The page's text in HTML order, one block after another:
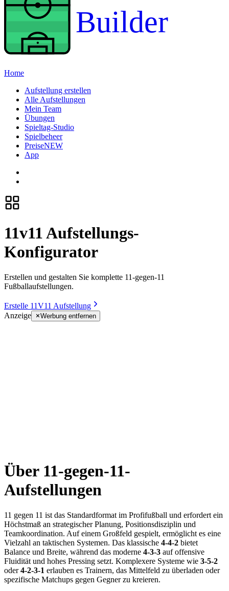
Builder
Home
Aufstellung erstellen
Alle Aufstellungen
Mein Team
Übungen
Spieltag-Studio
Spielbeheer
PreiseNEW
App
11v11 Aufstellungs-
Konfigurator
Erstellen und gestalten Sie komplette 11-gegen-11
Fußballaufstellungen.
Erstelle 11V11 Aufstellung
Anzeige
Werbung entfernen
Über 11-gegen-11-
Aufstellungen
11 gegen 11 ist das Standardformat im Profifußball und erfordert ein
Höchstmaß an strategischer Planung, Positionsdisziplin und
Teamkoordination. Auf einem Großfeld gespielt, ermöglicht es eine
Vielzahl an taktischen Systemen. Das klassische 4-4-2 bietet
Balance und Breite, während das moderne 4-3-3 auf offensive
Fluidität und hohes Pressing setzt. Komplexere Systeme wie 3-5-2
oder4-2-3-1 erlauben es Trainern, das Mittelfeld zu überladen oder
spezifische Matchups gegen Gegner zu kreieren.